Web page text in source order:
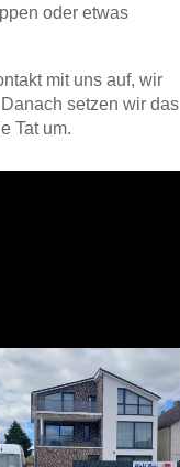
oder etwas
mit uns auf, wir
setzen wir das
Tat um.